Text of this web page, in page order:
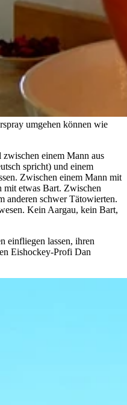
umgehen können wie
zwischen einem Mann aus
spricht) und einem
Zwischen einem Mann mit
mit etwas Bart. Zwischen
anderen schwer Tätowierten.
Kein Aargau, kein Bart,
einfliegen lassen, ihren
Eishockey-Profi Dan